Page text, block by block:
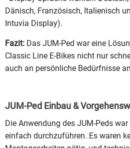
Dänisch, Französisch, Italienisch
Intuvia Display).
Fazit: Das JUM-Ped war eine
Classic Line E-Bikes nicht nur
auch an persönliche Bedürfnisse
JUM-Ped Einbau &
Die Anwendung des JUM-Peds
einfach durchzuführen. Es waren